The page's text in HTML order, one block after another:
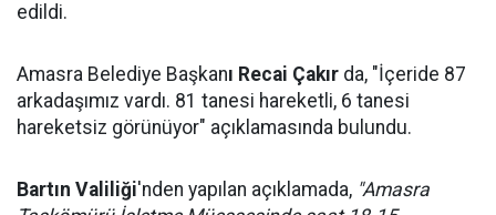
edildi.
Amasra Belediye Başkanı Recai Çakır da, "İçeride 87
arkadaşımız vardı. 81 tanesi hareketli, 6 tanesi
hareketsiz görünüyor" açıklamasında bulundu.
Bartın Valiliği'nden yapılan açıklamada, "Amasra